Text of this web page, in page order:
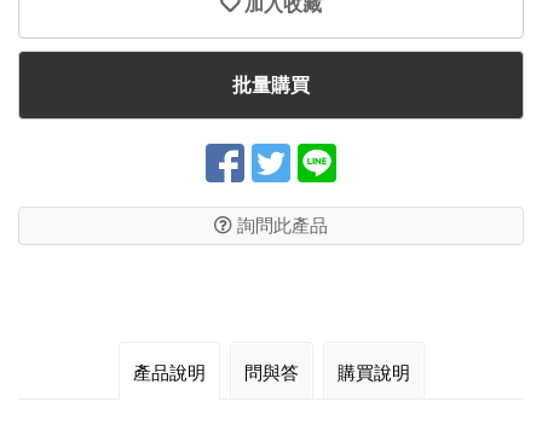
加入收藏
批量購買
詢問此產品
產品說明 問與答 購買說明